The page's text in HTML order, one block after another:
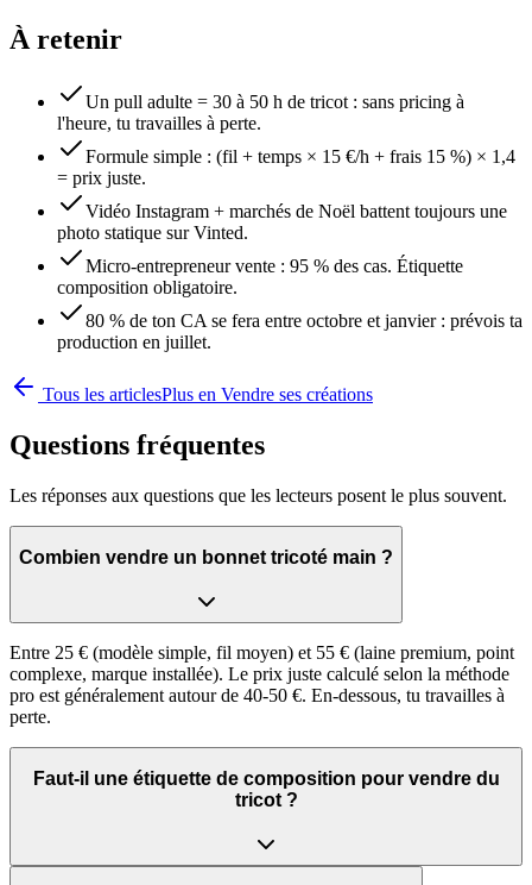
À retenir
Un pull adulte = 30 à 50 h de tricot : sans pricing à
l'heure, tu travailles à perte.
Formule simple : (fil + temps × 15 €/h + frais 15 %) × 1,4
= prix juste.
Vidéo Instagram + marchés de Noël battent toujours une
photo statique sur Vinted.
Micro-entrepreneur vente : 95 % des cas. Étiquette
composition obligatoire.
80 % de ton CA se fera entre octobre et janvier : prévois ta
production en juillet.
Tous les articlesPlus en Vendre ses créations
Questions fréquentes
Les réponses aux questions que les lecteurs posent le plus souvent.
Combien vendre un bonnet tricoté main ?
Entre 25 € (modèle simple, fil moyen) et 55 € (laine premium, point
complexe, marque installée). Le prix juste calculé selon la méthode
pro est généralement autour de 40-50 €. En-dessous, tu travailles à
perte.
Faut-il une étiquette de composition pour vendre du
tricot ?